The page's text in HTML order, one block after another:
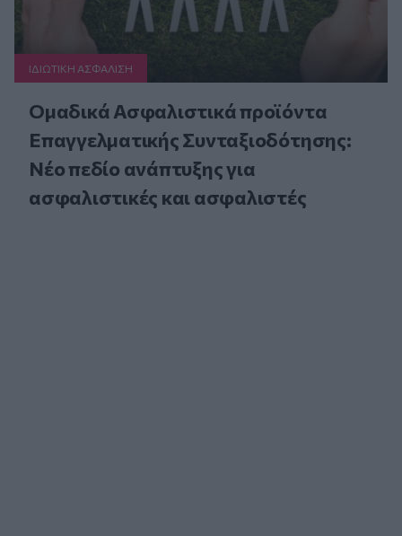
ΙΔΙΩΤΙΚΗ ΑΣΦAΛΙΣΗ
Ομαδικά Ασφαλιστικά προϊόντα
Επαγγελματικής Συνταξιοδότησης:
Νέο πεδίο ανάπτυξης για
ασφαλιστικές και ασφαλιστές